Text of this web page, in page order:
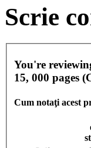
Scrie
You're
15, 000 pages
Cum notaţi acest